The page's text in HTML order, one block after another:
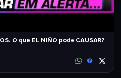
O que EL NIÑO pode CAUSAR?